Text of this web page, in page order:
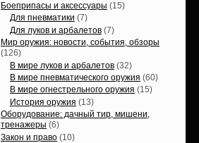
Боеприпасы и аксессуары (15)
Для пневматики (7)
Для луков и арбалетов (7)
Мир оружия: новости, события, обзоры
(126)
В мире луков и арбалетов (32)
В мире пневматического оружия (60)
В мире огнестрельного оружия (15)
История оружия (13)
Оборудование: дачный тир, мишени,
тренажеры (6)
Закон и право (10)